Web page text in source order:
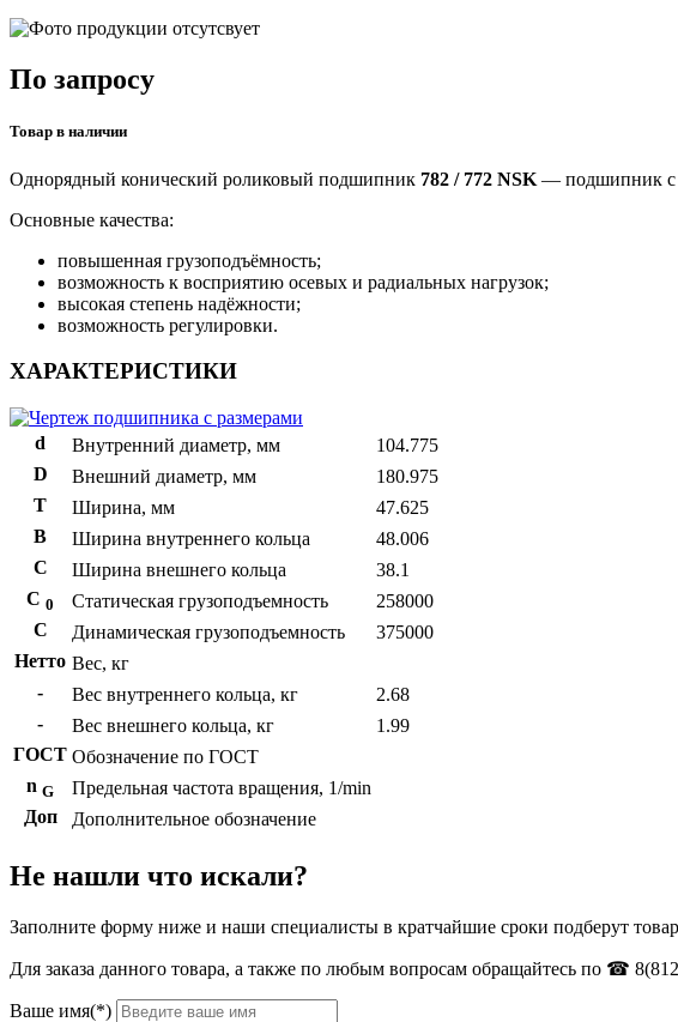
По запросу
Товар в наличии
Однорядный конический роликовый подшипник 782 / 772 NSK — подшипник с
Основные качества:
повышенная грузоподъёмность;
возможность к восприятию осевых и радиальных нагрузок;
высокая степень надёжности;
возможность регулировки.
ХАРАКТЕРИСТИКИ
d Внутренний диаметр, мм
104.775
D
Внешний диаметр, мм
180.975
T
Ширина, мм
47.625
B
Ширина внутреннего кольца
48.006
С
Ширина внешнего кольца
38.1
С 0 Статическая грузоподъемность
258000
C
Динамическая грузоподъемность
375000
Нетто Вес, кг
-
Вес внутреннего кольца, кг
2.68
-
Вес внешнего кольца, кг
1.99
ГОСТ Обозначение по ГОСТ
n G
Предельная частота вращения, 1/min
Доп
Дополнительное обозначение
Не нашли что искали?
Заполните форму ниже и наши специалисты в кратчайшие сроки подберут
Для заказа данного товара, а также по любым вопросам обращайтесь по ☎
Ваше имя(*)